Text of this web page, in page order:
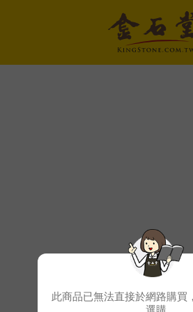
此商品已無法直接於網路購買
選購